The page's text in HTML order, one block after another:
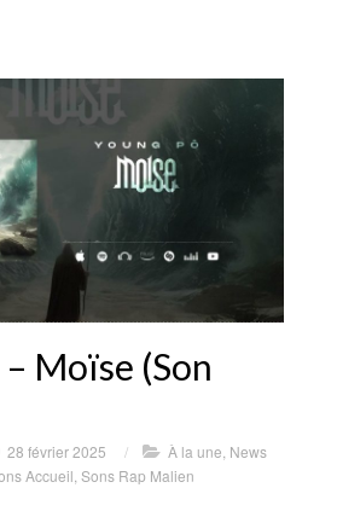
Moïse (Son
28 février 2025 / À la une News
Accueil Sons Rap Malien